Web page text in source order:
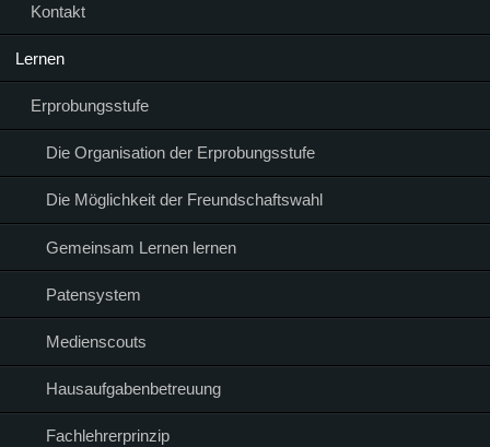
Kontakt
Lernen
Erprobungsstufe
Die Organisation der Erprobungsstufe
Die Möglichkeit der Freundschaftswahl
Gemeinsam Lernen lernen
Patensystem
Medienscouts
Hausaufgabenbetreuung
Fachlehrerprinzip